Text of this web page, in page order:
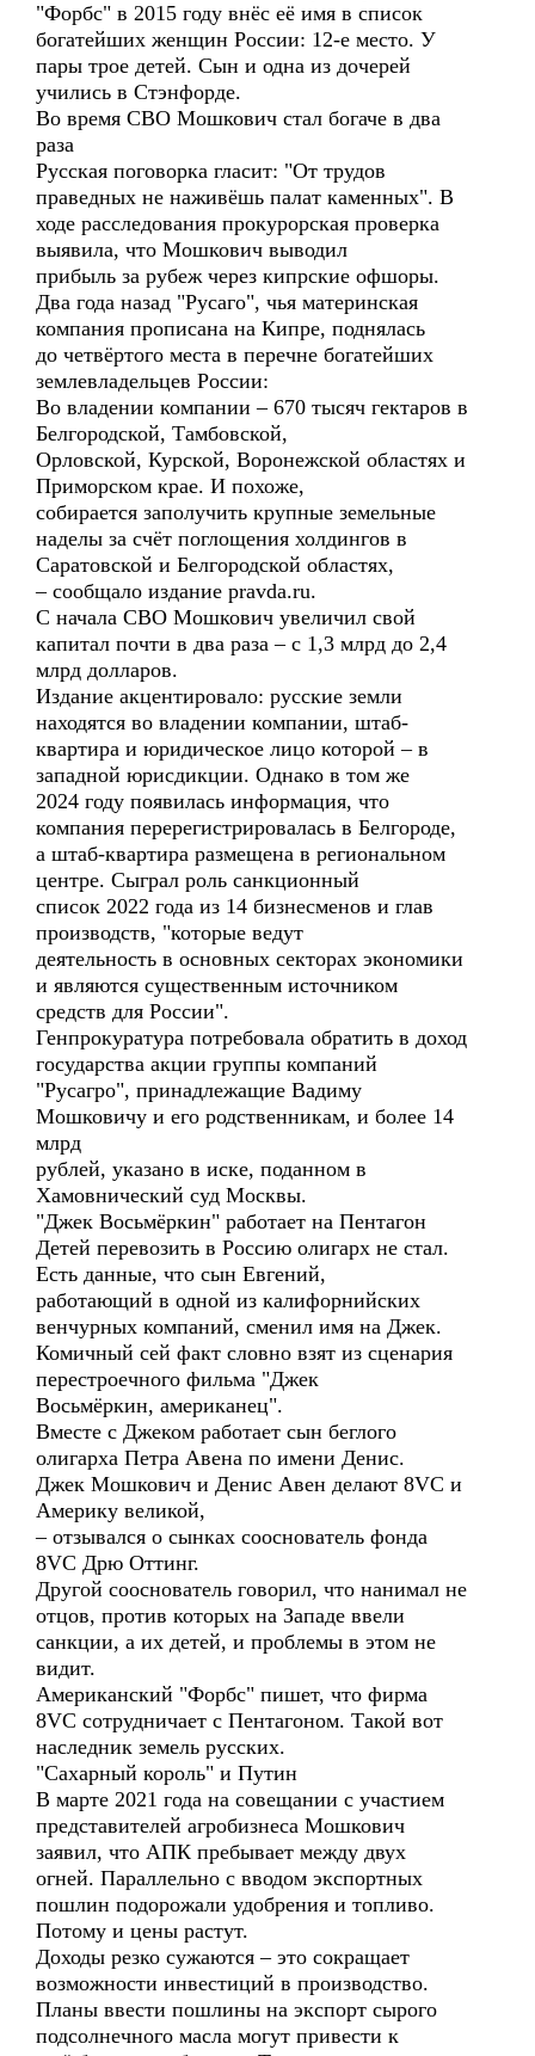
"Форбс" в 2015 году внёс её имя в список
богатейших женщин России: 12-е место. У
пары трое детей. Сын и одна из дочерей
учились в Стэнфорде.
Во время СВО Мошкович стал богаче в два
раза
Русская поговорка гласит: "От трудов
праведных не наживёшь палат каменных". В
ходе расследования прокурорская проверка
выявила, что Мошкович выводил
прибыль за рубеж через кипрские офшоры.
Два года назад "Русаго", чья материнская
компания прописана на Кипре, поднялась
до четвёртого места в перечне богатейших
землевладельцев России:
Во владении компании – 670 тысяч гектаров в
Белгородской, Тамбовской,
Орловской, Курской, Воронежской областях и
Приморском крае. И похоже,
собирается заполучить крупные земельные
наделы за счёт поглощения холдингов в
Саратовской и Белгородской областях,
– сообщало издание pravda.ru.
С начала СВО Мошкович увеличил свой
капитал почти в два раза – с 1,3 млрд до 2,4
млрд долларов.
Издание акцентировало: русские земли
находятся во владении компании, штаб-
квартира и юридическое лицо которой – в
западной юрисдикции. Однако в том же
2024 году появилась информация, что
компания перерегистрировалась в Белгороде,
а штаб-квартира размещена в региональном
центре. Сыграл роль санкционный
список 2022 года из 14 бизнесменов и глав
производств, "которые ведут
деятельность в основных секторах экономики
и являются существенным источником
средств для России".
Генпрокуратура потребовала обратить в доход
государства акции группы компаний
"Русагро", принадлежащие Вадиму
Мошковичу и его родственникам, и более 14
млрд
рублей, указано в иске, поданном в
Хамовнический суд Москвы.
"Джек Восьмёркин" работает на Пентагон
Детей перевозить в Россию олигарх не стал.
Есть данные, что сын Евгений,
работающий в одной из калифорнийских
венчурных компаний, сменил имя на Джек.
Комичный сей факт словно взят из сценария
перестроечного фильма "Джек
Восьмёркин, американец".
Вместе с Джеком работает сын беглого
олигарха Петра Авена по имени Денис.
Джек Мошкович и Денис Авен делают 8VC и
Америку великой,
– отзывался о сынках сооснователь фонда
8VC Дрю Оттинг.
Другой сооснователь говорил, что нанимал не
отцов, против которых на Западе ввели
санкции, а их детей, и проблемы в этом не
видит.
Американский "Форбс" пишет, что фирма
8VC сотрудничает с Пентагоном. Такой вот
наследник земель русских.
"Сахарный король" и Путин
В марте 2021 года на совещании с участием
представителей агробизнеса Мошкович
заявил, что АПК пребывает между двух
огней. Параллельно с вводом экспортных
пошлин подорожали удобрения и топливо.
Потому и цены растут.
Доходы резко сужаются – это сокращает
возможности инвестиций в производство.
Планы ввести пошлины на экспорт сырого
подсолнечного масла могут привести к